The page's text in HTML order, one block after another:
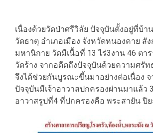
เนื่องด้วยวัดป่าศรีวิลัย ปัจจุบันตั้งอยู่ที่บ้า
วัดธาตุ อำเภอเมือง จังหวัดหนองคาย สั
มหานิกาย วัดมีเนื้อที่ 13 ไร่3งาน 46 ตาร
วัดร้าง จากอดีตถึงปัจจุบันด้วยความศรั
จึงได้ช่วยกันบูรณะขึ้นมาอย่างต่อเนื่อง
ปัจจุบันมีเจ้าอาวาสปกครองผ่านมาแล้ว
อาวาสรูปที่4 ที่ปกครองคือ พระสายัน ปิย